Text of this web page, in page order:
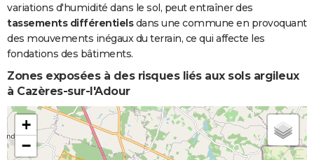
variations d'humidité dans le sol, peut entraîner des
tassements différentielsdans une commune en provoquant
des mouvements inégaux du terrain, ce qui affecte les
fondations des bâtiments.
Zones exposées à des risques liés aux sols argileux
à Cazères-sur-l'Adour
+
−